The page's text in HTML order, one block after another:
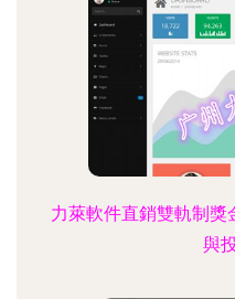
力萊軟件直銷雙軌制獎
與